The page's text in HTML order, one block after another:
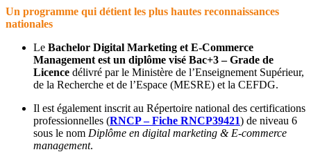
Un programme qui détient les plus hautes reconnaissances
nationales
Le Bachelor Digital Marketing et E-Commerce
Management est un diplôme visé Bac+3 – Grade de
Licence délivré par le Ministère de l’Enseignement Supérieur,
de la Recherche et de l’Espace (MESRE) et la CEFDG.
Il est également inscrit au Répertoire national des certifications
professionnelles (RNCP – Fiche RNCP39421) de niveau 6
sous le nom Diplôme en digital marketing & E-commerce
management.